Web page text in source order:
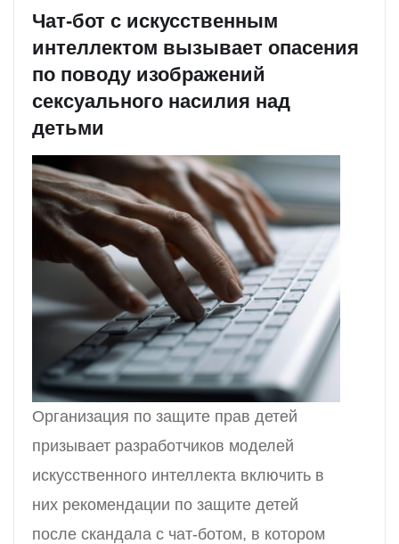
Чат-бот с искусственным
интеллектом вызывает опасения
по поводу изображений
сексуального насилия над
детьми
Организация по защите прав детей
призывает разработчиков моделей
искусственного интеллекта включить в
них рекомендации по защите детей
после скандала с чат-ботом, в котором